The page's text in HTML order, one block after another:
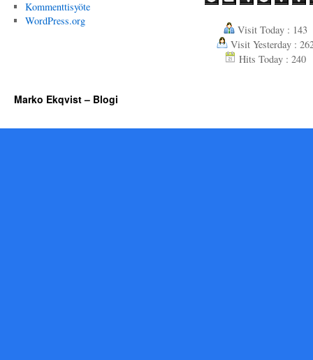
Kommenttisyöte
WordPress.org
Visit Today : 143
Visit Yesterday :
Hits Today : 240
Marko Ekqvist – Blogi